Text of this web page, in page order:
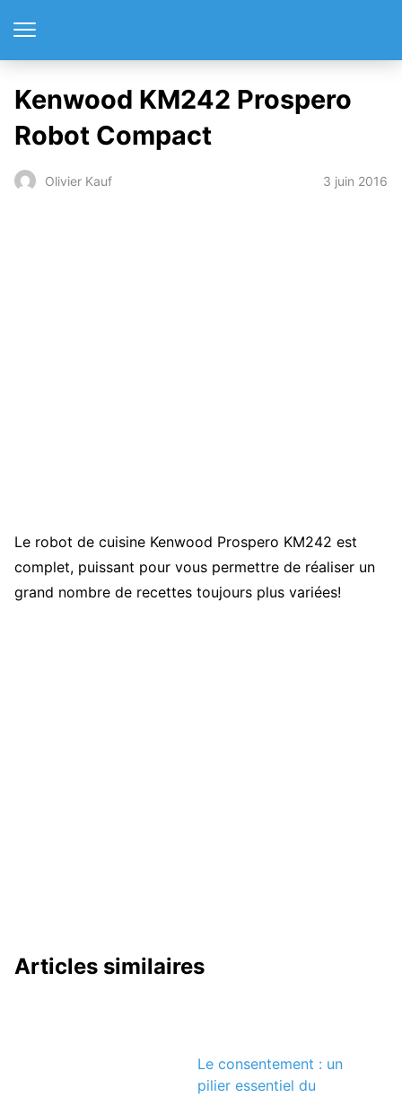
Kenwood KM242 Prospero
Robot Compact
Olivier Kauf 3 juin 2016
Le robot de cuisine Kenwood Prospero KM242 est
complet, puissant pour vous permettre de réaliser un
grand nombre de recettes toujours plus variées!
Articles similaires
Le consentement : un
pilier essentiel du